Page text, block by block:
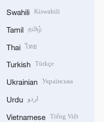
Swahili Kiswahili
Tamil தமிழ்
Thai ไทย
Turkish Türkçe
Ukrainian Українська
Urdu اردو
Vietnamese Tiếng Việt